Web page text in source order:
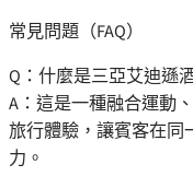
常見問題（FAQ）
Q：什麼是三亞艾迪遜
A：這是一種融合運動
旅行體驗，讓賓客在同
力。